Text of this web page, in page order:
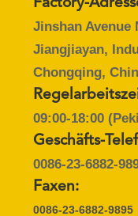
BITTE
EIN
ANGEBOT
SITEMAP
Factory-
Jinshan Avenue
Jiangjiayan,
Chongqing,
09:00-18:00
Geschäfts-
0086-23-6882-
Faxen:
0086-23-6882-9895